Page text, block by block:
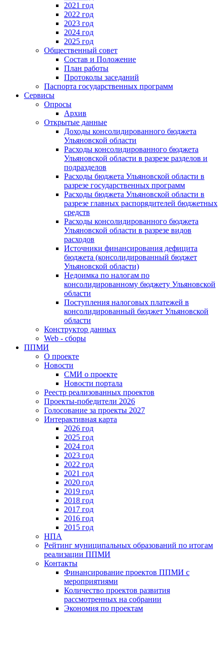
2021 год
2022 год
2023 год
2024 год
2025 год
Общественный совет
Состав и Положение
План работы
Протоколы заседаний
Паспорта государственных программ
Сервисы
Опросы
Архив
Открытые данные
Доходы консолидированного бюджета
Ульяновской области
Расходы консолидированного бюджета
Ульяновской области в разрезе разделов и
подразделов
Расходы бюджета Ульяновской области в
разрезе государственных программ
Расходы бюджета Ульяновской области в
разрезе главных распорядителей бюджетных
средств
Расходы консолидированного бюджета
Ульяновской области в разрезе видов
расходов
Источники финансирования дефицита
бюджета (консолидированный бюджет
Ульяновской области)
Недоимка по налогам по
консолидированному бюджету Ульяновской
области
Поступления налоговых платежей в
консолидированный бюджет Ульяновской
области
Конструктор данных
Web - сборы
ППМИ
О проекте
Новости
СМИ о проекте
Новости портала
Реестр реализованных проектов
Проекты-победители 2026
Голосование за проекты 2027
Интерактивная карта
2026 год
2025 год
2024 год
2023 год
2022 год
2021 год
2020 год
2019 год
2018 год
2017 год
2016 год
2015 год
НПА
Рейтинг муниципальных образований по итогам
реализации ППМИ
Контакты
Финансирование проектов ППМИ с
мероприятиями
Количество проектов развития
рассмотренных на собрании
Экономия по проектам